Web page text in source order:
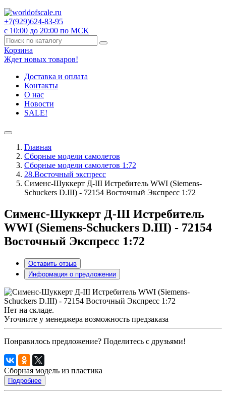
+7(929)624-83-95
с 10:00 до 20:00 по МСК
Корзина
Ждет новых товаров!
Доставка и оплата
Контакты
О нас
Новости
SALE!
Главная
Сборные модели самолетов
Сборные модели самолетов 1:72
28.Восточный экспресс
Сименс-Шуккерт Д-III Истребитель WWI (Siemens-
Schuckers D.III) - 72154 Восточный Экспресс 1:72
Сименс-Шуккерт Д-III Истребитель
WWI (Siemens-Schuckers D.III) - 72154
Восточный Экспресс 1:72
Оставить отзыв
Информация о предложении
Нет на складе.
Уточните у менеджера возможность предзаказа
Понравилось предложение? Поделитесь с друзьями!
Сборная модель из пластика
Подробнее